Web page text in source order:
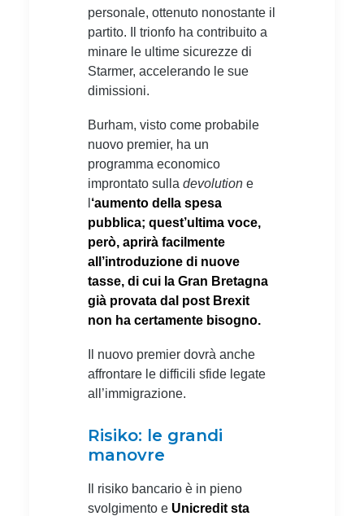
personale, ottenuto nonostante il
partito. Il trionfo ha contribuito a
minare le ultime sicurezze di
Starmer, accelerando le sue
dimissioni.
Burham, visto come probabile
nuovo premier, ha un
programma economico
improntato sulla devolution e
‘aumento della spesa
pubblica; quest’ultima voce,
però, aprirà facilmente
all’introduzione di nuove
tasse, di cui la Gran Bretagna
già provata dal post Brexit
non ha certamente bisogno.
Il nuovo premier dovrà anche
affrontare le difficili sfide legate
all’immigrazione.
Risiko: le grandi
manovre
Il risiko bancario è in pieno
svolgimento e Unicredit sta